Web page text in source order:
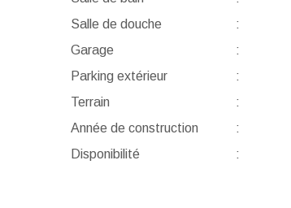
Salle de douche
:
Garage
:
Parking extérieur
:
Terrain
:
Année de construction
:
Disponibilité
: